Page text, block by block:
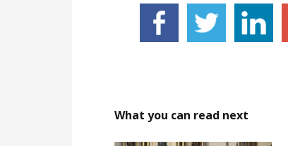
What you can read next